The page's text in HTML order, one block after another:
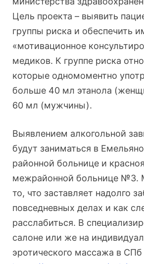
Цель проекта – выявить
группы риска и обеспечить
«мотивационное
медиков. К группе риска
которые одномоментно
больше 40 мл этанола
60 мл (мужчины).
Выявлением алкогольной
будут заниматься в
районной больнице и
межрайонной больнице №3.
то, что заставляет надолго
повседневных делах и как
расслабиться. В
салоне или же на
эротического массажа в СПб